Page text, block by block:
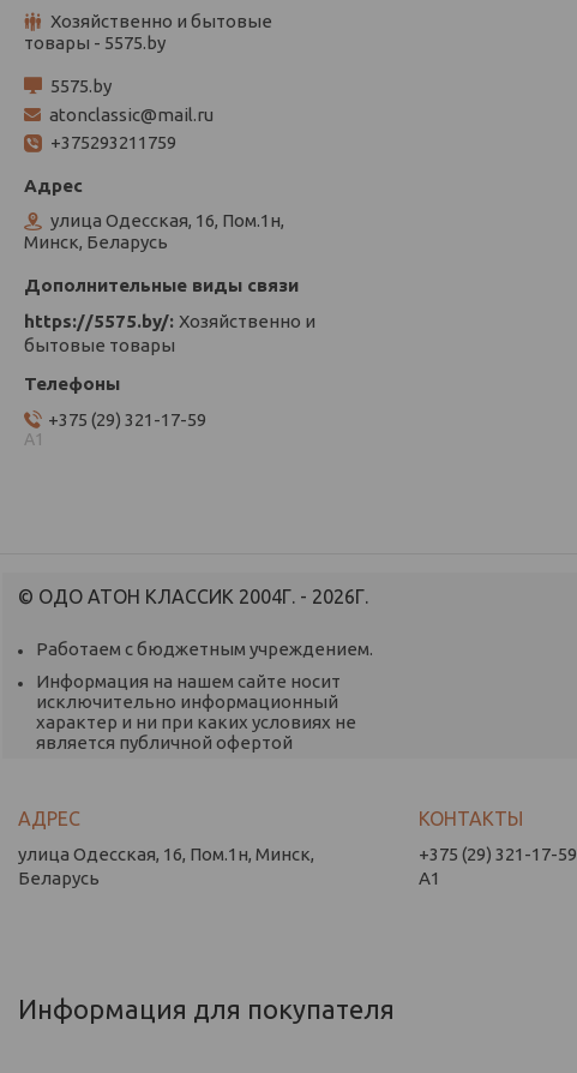
Хозяйственно и бытовые
товары - 5575.by
5575.by
atonclassic@mail.ru
+375293211759
улица Одесская, 16, Пом.1н,
Минск, Беларусь
https://5575.by/ Хозяйственно и
бытовые товары
+375 (29) 321-17-59
А1
© ОДО АТОН КЛАССИК 2004Г. - 2026Г.
Работаем с бюджетным учреждением.
Информация на нашем сайте носит
исключительно информационный
характер и ни при каких условиях не
является публичной офертой
улица Одесская, 16, Пом.1н, Минск,
Беларусь
+375 (29) 321-17-59
А1
Информация для покупателя